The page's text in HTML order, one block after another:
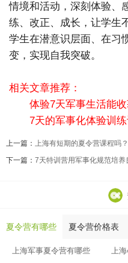
情境和活动，深刻体验
练、改正、成长，让学生
学生在潜意识层面、在习
变，实现自我突破。
相关文章推荐：
体验7天军事生活能
7天的军事化体验训
上一篇： 上海有短期的夏令营课程吗？
下一篇： 7天特训营用军事化规范培养
夏令营有哪些 夏令营价格表
上海军事夏令营有哪些 上